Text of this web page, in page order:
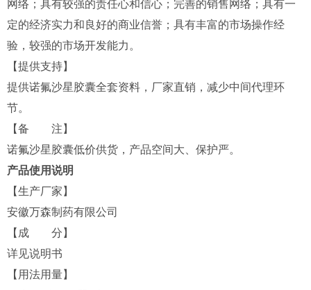
网络；具有较强的责任心和信心；完善的销售网络；具有一
定的经济实力和良好的商业信誉；具有丰富的市场操作经
验，较强的市场开发能力。
【提供支持】
提供诺氟沙星胶囊全套资料，厂家直销，减少中间代理环
节。
【备 注】
诺氟沙星胶囊低价供货，产品空间大、保护严。
产品使用说明
【生产厂家】
安徽万森制药有限公司
【成 分】
详见说明书
【用法用量】